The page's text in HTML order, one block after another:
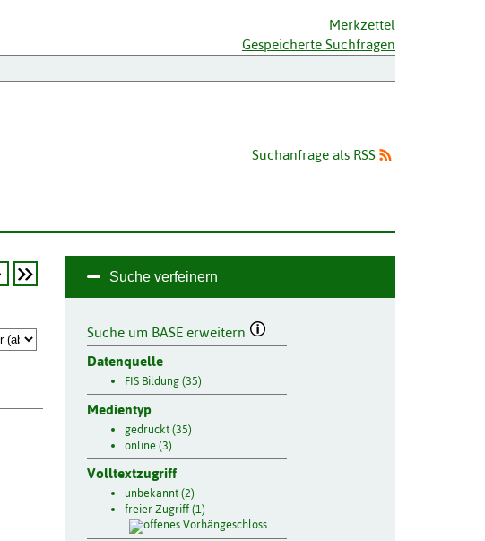
Merkzettel
Gespeicherte Suchfragen
Suchanfrage als RSS
Suche verfeinern
Suche um BASE erweitern
Datenquelle
FIS Bildung (35)
Medientyp
gedruckt (35)
online (3)
Volltextzugriff
unbekannt (2)
freier Zugriff (1)